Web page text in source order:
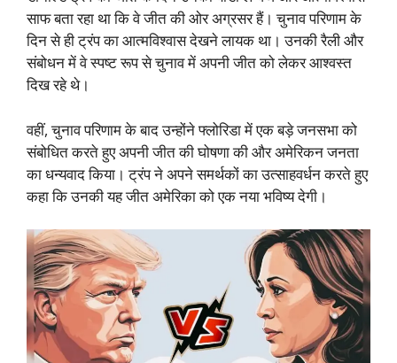
साफ बता रहा था कि वे जीत की ओर अग्रसर हैं। चुनाव परिणाम के
दिन से ही ट्रंप का आत्मविश्वास देखने लायक था। उनकी रैली और
संबोधन में वे स्पष्ट रूप से चुनाव में अपनी जीत को लेकर आश्वस्त
दिख रहे थे।
वहीं, चुनाव परिणाम के बाद उन्होंने फ्लोरिडा में एक बड़े जनसभा को
संबोधित करते हुए अपनी जीत की घोषणा की और अमेरिकन जनता
का धन्यवाद किया। ट्रंप ने अपने समर्थकों का उत्साहवर्धन करते हुए
कहा कि उनकी यह जीत अमेरिका को एक नया भविष्य देगी।